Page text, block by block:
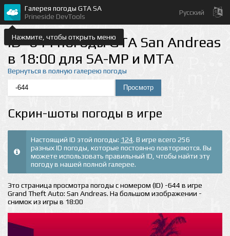
Нажмите, чтобы открыть меню
Галерея погоды GTA SA
Prineside DevTools
Русский
ID -644 погоды GTA San Andreas
в 18:00 для SA-MP и MTA
Вернуться в полную галерею погоды
Скрин-шоты погоды в игре
Настоящий ID этой погоды: 124. В игре всего 256
разных ID погоды, которые постоянно повторяются. Вы
можете использовать правильный ID, чтобы найти эту
погоду в нашей полной галерее.
Это страница просмотра погоды с номером (ID) -644 в игре
Grand Theft Auto: San Andreas. На большом изображении -
снимок из игры в 18:00